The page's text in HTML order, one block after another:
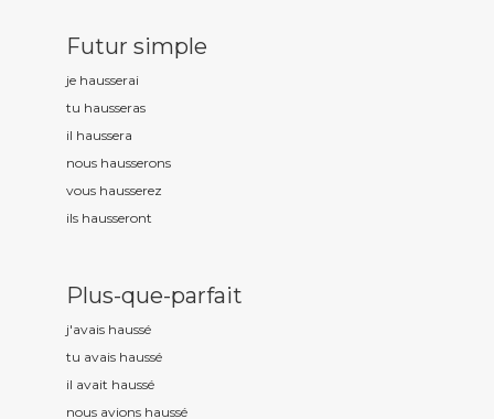
Futur simple
je hausserai
tu hausseras
il haussera
nous hausserons
vous hausserez
ils hausseront
Plus-que-parfait
j'avais haussé
tu avais haussé
il avait haussé
nous avions haussé